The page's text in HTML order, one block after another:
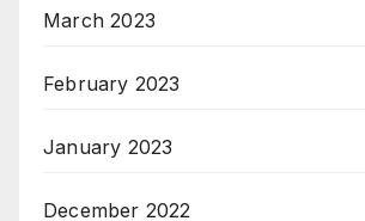
March 2023
February 2023
January 2023
December 2022